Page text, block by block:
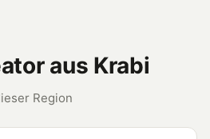
aus Krabi
Region